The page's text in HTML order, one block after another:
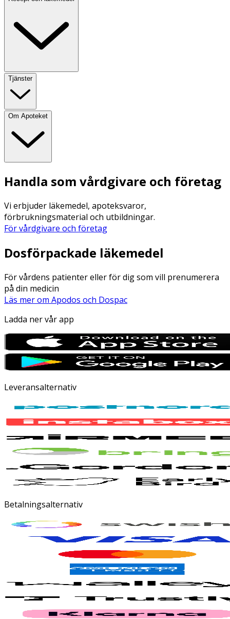
Tjänster
Om Apoteket
Handla som vårdgivare och företag
Vi erbjuder läkemedel, apoteksvaror,
förbrukningsmaterial och utbildningar.
För vårdgivare och företag
Dosförpackade läkemedel
För vårdens patienter eller för dig som vill prenumerera
på din medicin
Läs mer om Apodos och Dospac
Ladda ner vår app
Leveransalternativ
Betalningsalternativ